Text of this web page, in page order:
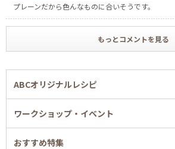
プレーンだから色んなものに合いそうです。
もっとコメントを見る
ABCオリジナルレシピ
ワークショップ・イベント
おすすめ特集